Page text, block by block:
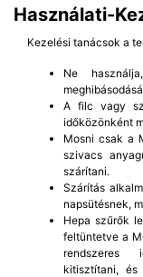
Használati-
Kezelési tanácsok a
Ne
A filc vagy
időközönként
Mosni csak a
szivacs
szárítani.
Szárítás
napsütésnek,
Hepa szűrők
feltüntetve a
rendszeres
kitisztítani,